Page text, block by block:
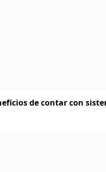
de contar con